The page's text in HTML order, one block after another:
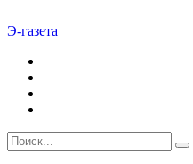
Э-газета